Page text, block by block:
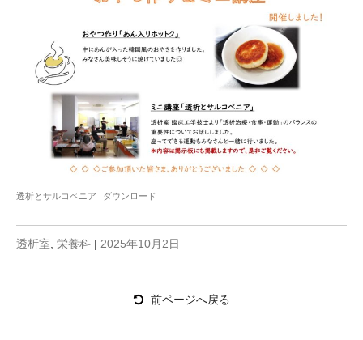
透析とサルコペニア ダウンロード
透析室, 栄養科 | 2025年10月2日
前ページへ戻る